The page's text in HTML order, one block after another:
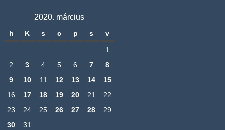
2020. március
h K s c p s v
1
2
3 4 5 6 7
8
9
10 11 12 13 14
15
16
17 18 19 20 21
22
23
24 25 26 27 28
29
30
31